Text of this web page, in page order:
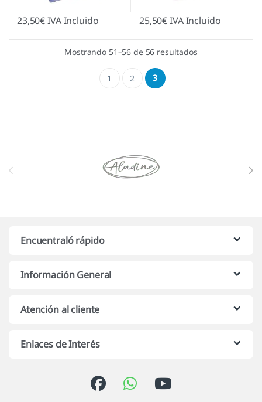
23,50€IVA Incluido 25,50€IVA Incluido
Mostrando 51–56 de 56 resultados
1 2 3
Marcas De Carrusel
Encuentraló rápido
Información General
Atención al cliente
Enlaces de Interés